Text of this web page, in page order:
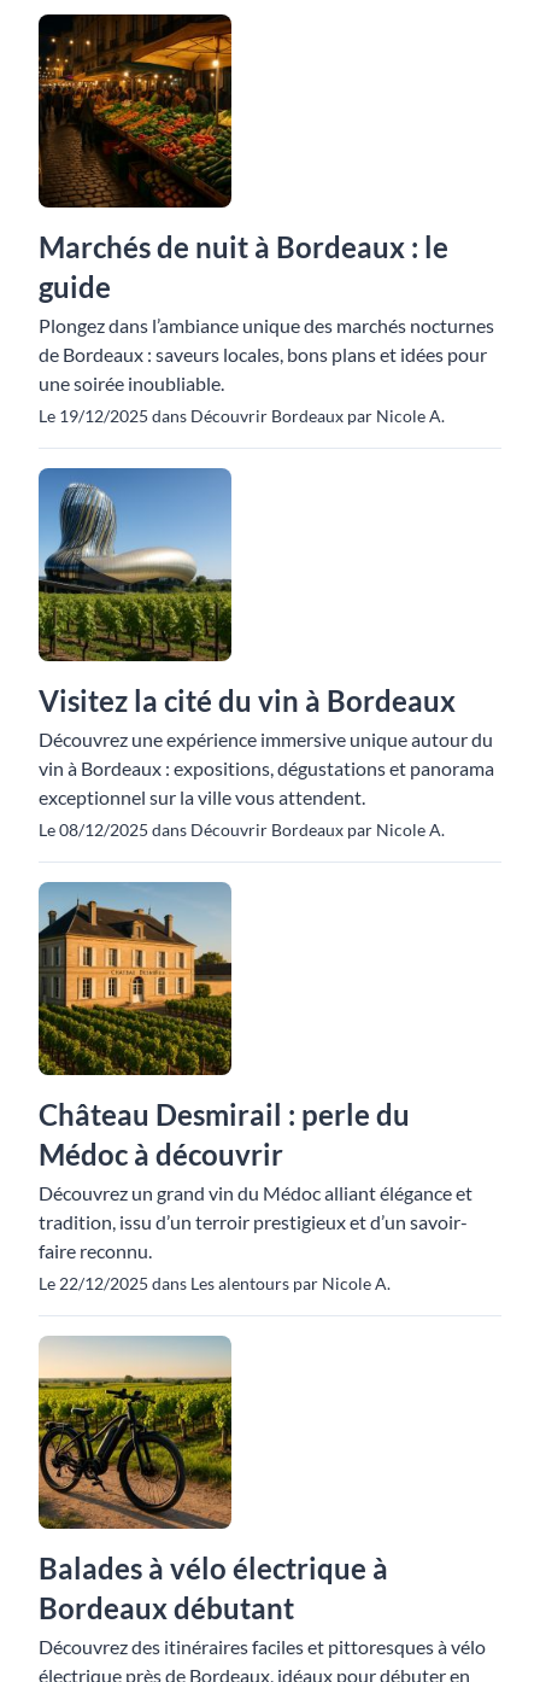
Marchés de nuit à Bordeaux : le
guide
Plongez dans l’ambiance unique des marchés nocturnes
de Bordeaux : saveurs locales, bons plans et idées pour
une soirée inoubliable.
Le 19/12/2025 dans Découvrir Bordeaux par Nicole A.
Visitez la cité du vin à Bordeaux
Découvrez une expérience immersive unique autour du
vin à Bordeaux : expositions, dégustations et panorama
exceptionnel sur la ville vous attendent.
Le 08/12/2025 dans Découvrir Bordeaux par Nicole A.
Château Desmirail : perle du
Médoc à découvrir
Découvrez un grand vin du Médoc alliant élégance et
tradition, issu d’un terroir prestigieux et d’un savoir-
faire reconnu.
Le 22/12/2025 dans Les alentours par Nicole A.
Balades à vélo électrique à
Bordeaux débutant
Découvrez des itinéraires faciles et pittoresques à vélo
électrique près de Bordeaux, idéaux pour débuter en